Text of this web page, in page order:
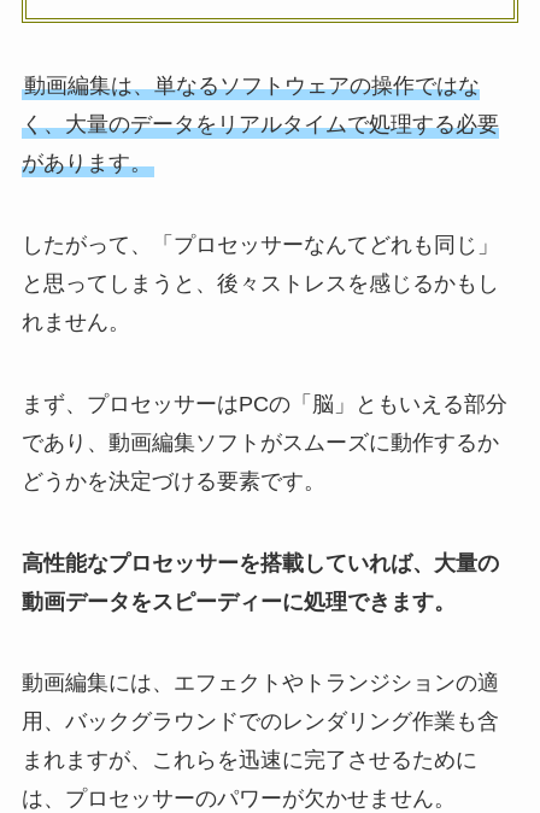
動画編集は、単なるソフトウェアの操作ではな
く、大量のデータをリアルタイムで処理する必要
があります。
したがって、「プロセッサーなんてどれも同じ」
と思ってしまうと、後々ストレスを感じるかもし
れません。
まず、プロセッサーはPCの「脳」ともいえる部分
であり、動画編集ソフトがスムーズに動作するか
どうかを決定づける要素です。
高性能なプロセッサーを搭載していれば、大量の
動画データをスピーディーに処理できます。
動画編集には、エフェクトやトランジションの適
用、バックグラウンドでのレンダリング作業も含
まれますが、これらを迅速に完了させるために
は、プロセッサーのパワーが欠かせません。